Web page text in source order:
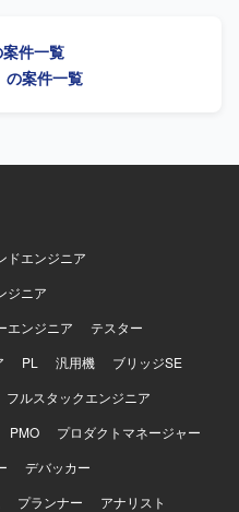
、現場報告などの機能を
生産性の向上に意欲的に
システム再構築プロジェ
ダーとして上流工程から
けます。業務系モバイル
の機能を通じて、現場業
きる点が魅力です。今
ョン開発環境を想定してお
はReact等の技術スタッ
開発支援ツールの活用を
案件一覧
の案件一覧
ドエンジニア
ジニア
エンジニア
テスター
PL 汎用機
ブリッジSE
フルスタックエンジニア
PMO
プロダクトマネージャー
デバッカー
プランナー
アナリスト